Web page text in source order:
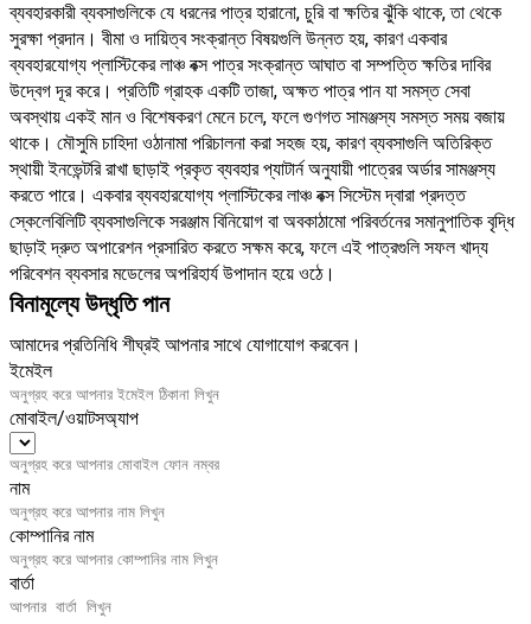
ব্যবহারকারী ব্যবসাগুলিকে যে ধরনের পাত্র হারানো, চুরি বা ক্ষতির ঝুঁকি থাকে, তা থেকে
সুরক্ষা প্রদান। বীমা ও দায়িত্ব সংক্রান্ত বিষয়গুলি উন্নত হয়, কারণ একবার
ব্যবহারযোগ্য প্লাস্টিকের লাঞ্চ বক্স পাত্র সংক্রান্ত আঘাত বা সম্পত্তি ক্ষতির দাবির
উদ্বেগ দূর করে। প্রতিটি গ্রাহক একটি তাজা, অক্ষত পাত্র পান যা সমস্ত সেবা
অবস্থায় একই মান ও বিশেষকরণ মেনে চলে, ফলে গুণগত সামঞ্জস্য সমস্ত সময় বজায়
থাকে। মৌসুমি চাহিদা ওঠানামা পরিচালনা করা সহজ হয়, কারণ ব্যবসাগুলি অতিরিক্ত
স্থায়ী ইনভেন্টরি রাখা ছাড়াই প্রকৃত ব্যবহার প্যাটার্ন অনুযায়ী পাত্রের অর্ডার সামঞ্জস্য
করতে পারে। একবার ব্যবহারযোগ্য প্লাস্টিকের লাঞ্চ বক্স সিস্টেম দ্বারা প্রদত্ত
স্কেলেবিলিটি ব্যবসাগুলিকে সরঞ্জাম বিনিয়োগ বা অবকাঠামো পরিবর্তনের সমানুপাতিক বৃদ্ধি
ছাড়াই দ্রুত অপারেশন প্রসারিত করতে সক্ষম করে, ফলে এই পাত্রগুলি সফল খাদ্য
পরিবেশন ব্যবসার মডেলের অপরিহার্য উপাদান হয়ে ওঠে।
বিনামূল্যে উদ্ধৃতি পান
আমাদের প্রতিনিধি শীঘ্রই আপনার সাথে যোগাযোগ করবেন।
ইমেইল
মোবাইল/ওয়াটসঅ্যাপ
নাম
কোম্পানির নাম
বার্তা